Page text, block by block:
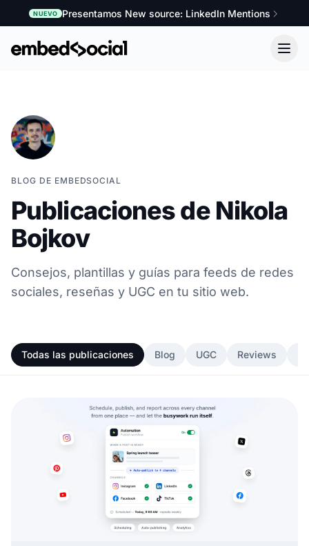
NUEVO Presentamos New source: LinkedIn Mentions
BLOG DE EMBEDSOCIAL
Publicaciones de Nikola
Bojkov
Consejos, plantillas y guías para feeds de redes
sociales, reseñas y UGC en tu sitio web.
Todas las publicaciones Blog UGC Reviews